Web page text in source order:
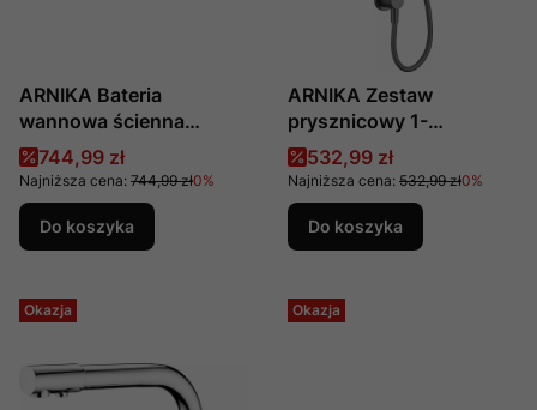
ARNIKA Bateria
wannowa ścienna
producent Deante nr
katalogowy BQA_D10M
Cena promocyjna
744,99 zł
Najniższa cena: 744,99 zł0%
Do koszyka
ARNIKA Zestaw
prysznicowy 1-
funkcyjny z drążkiem -
przyłącze podtynkowe,
produkcji Deante, nr kat.
NQA_D61K
Cena promocyjna
532,99 zł
Najniższa cena: 532,99 zł0%
Do koszyka
Okazja Okazja